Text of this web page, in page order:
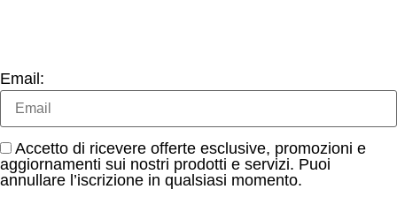
Email:
Accetto di ricevere offerte esclusive, promozioni e
aggiornamenti sui nostri prodotti e servizi. Puoi
annullare l’iscrizione in qualsiasi momento.